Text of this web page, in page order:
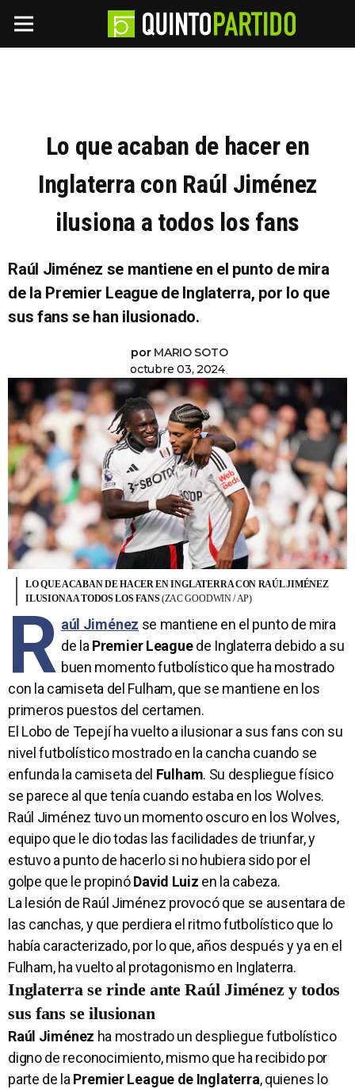
Lo que acaban de hacer en
Inglaterra con Raúl Jiménez
ilusiona a todos los fans
Raúl Jiménez se mantiene en el punto de mira
de la Premier League de Inglaterra, por lo que
sus fans se han ilusionado.
por MARIO SOTO
octubre 03, 2024
LO QUE ACABAN DE HACER EN INGLATERRA CON RAÚL JIMÉNEZ
ILUSIONA A TODOS LOS FANS(ZAC GOODWIN / AP)
R aúl Jiménez se mantiene en el punto de mira
de laPremier Leaguede Inglaterra debido a su
buen momento futbolístico que ha mostrado
con la camiseta del Fulham, que se mantiene en los
primeros puestos del certamen.
El Lobo de Tepejí ha vuelto a ilusionar a sus fans con su
nivel futbolístico mostrado en la cancha cuando se
enfunda la camiseta del Fulham. Su despliegue físico
se parece al que tenía cuando estaba en los Wolves.
Raúl Jiménez tuvo un momento oscuro en los Wolves,
equipo que le dio todas las facilidades de triunfar, y
estuvo a punto de hacerlo si no hubiera sido por el
golpe que le propinóDavid Luiz en la cabeza.
La lesión de Raúl Jiménez provocó que se ausentara de
las canchas, y que perdiera el ritmo futbolístico que lo
había caracterizado, por lo que, años después y ya en el
Fulham, ha vuelto al protagonismo en Inglaterra.
Inglaterra se rinde ante Raúl Jiménez y todos
sus fans se ilusionan
Raúl Jiménez ha mostrado un despliegue futbolístico
digno de reconocimiento, mismo que ha recibido por
parte de laPremier League de Inglaterra, quienes lo